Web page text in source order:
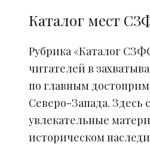
Каталог мест
Рубрика «Каталог
читателей в
по главным
Северо-Запада. Здесь
увлекательные
историческом